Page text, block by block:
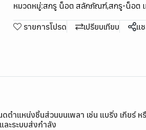
หมวดหมู่:สกรู น็อต สลักภัณฑ์,สกรู-น็อต
รายการโปรด เปรียบเทียบ แ
ำแหน่งชิ้นส่วนบนเพลา เช่น แบริ่ง เกียร์
ะระบบส่งกำลัง